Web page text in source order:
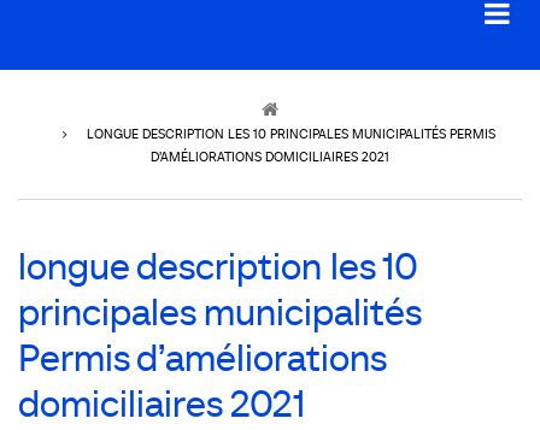
LONGUE DESCRIPTION LES 10 PRINCIPALES MUNICIPALITÉS PERMIS
D’AMÉLIORATIONS DOMICILIAIRES 2021
longue description les 10
principales municipalités
Permis d’améliorations
domiciliaires 2021